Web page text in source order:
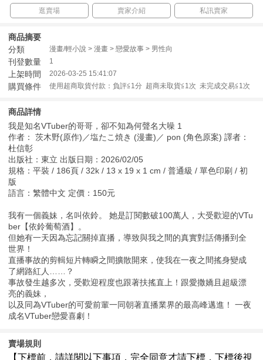
逛賣場
賣家介紹 私訊賣家
商品摘要
分類
漫畫/輕小說 > 漫畫 > 戀愛故事 > 男性向
刊登數量 1
上架時間 2026-03-25 15:41:07
購買條件 使用超商取貨付款：負評≦1分 超商未取貨≦1次 未完成交易≦1次
商品詳情
我是知名VTuber的哥哥，卻不知為何聲名大噪 1
作者： 茨木野(原作)／塩たこ焼き (漫畫)／ pon (角色原案) 譯者：
杜信彰
出版社：東立 出版日期：2026/02/05
規格：平裝 / 186頁 / 32k / 13 x 19 x 1 cm / 普通級 / 單色印刷 / 初
版
語言：繁體中文 定價：150元
我有一個義妹，名叫依鈴。 她是訂閱數破100萬人，大受歡迎的VTu
ber【依鈴葡萄酒】。
但她有一天因為忘記關掉直播，導致與我之間的真實對話傳播到全
世界！
直播事故的剪輯短片轉瞬之間擴散開來，使我在一夜之間搖身變成
了網路紅人……？
事故發生越多次，受歡迎程度也跟著扶搖直上！跟愛撒嬌且超級漂
亮的義妹，
以及同為VTuber的可愛前輩一同朝著直播業界的最高峰邁進！ 一夜
成名VTuber戀愛喜劇！
賣場規則